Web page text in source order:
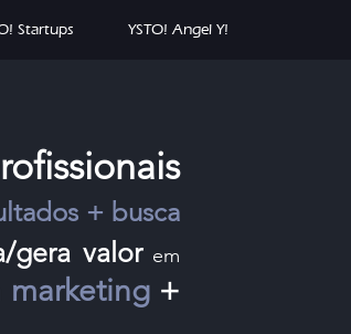
Startups YSTO! Angel Y!
+ busca
gera valorem
marketing+